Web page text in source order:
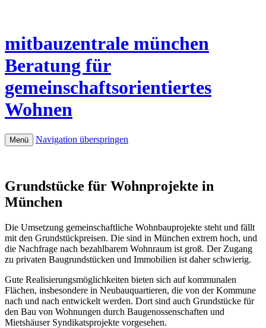
mitbauzentrale münchen
Beratung für
gemeinschaftsorientiertes
Wohnen
Menü Navigation überspringen
Grundstücke für Wohnprojekte in
München
Die Umsetzung gemeinschaftliche Wohnbauprojekte steht und fällt
mit den Grundstückpreisen. Die sind in München extrem hoch, und
die Nachfrage nach bezahlbarem Wohnraum ist groß. Der Zugang
zu privaten Baugrundstücken und Immobilien ist daher schwierig.
Gute Realisierungsmöglichkeiten bieten sich auf kommunalen
Flächen, insbesondere in Neubauquartieren, die von der Kommune
nach und nach entwickelt werden. Dort sind auch Grundstücke für
den Bau von Wohnungen durch Baugenossenschaften und
Mietshäuser Syndikatsprojekte vorgesehen.